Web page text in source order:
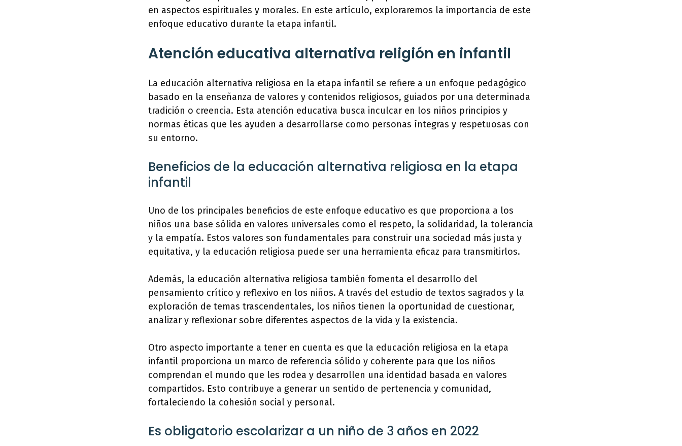
en aspectos espirituales y morales. En este artículo, exploraremos la importancia de este
enfoque educativo durante la etapa infantil.
Atención educativa alternativa religión en infantil
La educación alternativa religiosa en la etapa infantil se refiere a un enfoque pedagógico
basado en la enseñanza de valores y contenidos religiosos, guiados por una determinada
tradición o creencia. Esta atención educativa busca inculcar en los niños principios y
normas éticas que les ayuden a desarrollarse como personas íntegras y respetuosas con
su entorno.
Beneficios de la educación alternativa religiosa en la etapa
infantil
Uno de los principales beneficios de este enfoque educativo es que proporciona a los
niños una base sólida en valores universales como el respeto, la solidaridad, la tolerancia
y la empatía. Estos valores son fundamentales para construir una sociedad más justa y
equitativa, y la educación religiosa puede ser una herramienta eficaz para transmitirlos.
Además, la educación alternativa religiosa también fomenta el desarrollo del
pensamiento crítico y reflexivo en los niños. A través del estudio de textos sagrados y la
exploración de temas trascendentales, los niños tienen la oportunidad de cuestionar,
analizar y reflexionar sobre diferentes aspectos de la vida y la existencia.
Otro aspecto importante a tener en cuenta es que la educación religiosa en la etapa
infantil proporciona un marco de referencia sólido y coherente para que los niños
comprendan el mundo que les rodea y desarrollen una identidad basada en valores
compartidos. Esto contribuye a generar un sentido de pertenencia y comunidad,
fortaleciendo la cohesión social y personal.
Es obligatorio escolarizar a un niño de 3 años en 2022